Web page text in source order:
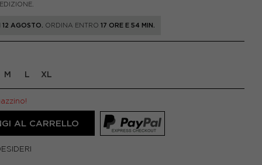
12 AGOSTO. ORDINA ENTRO 17 ORE E 54 MIN.
M L XL
AL CARRELLO